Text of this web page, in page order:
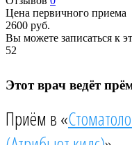
Цена первичного приема
2600 руб.
Вы можете записаться к
52
Этот врач ведёт
Приём в «